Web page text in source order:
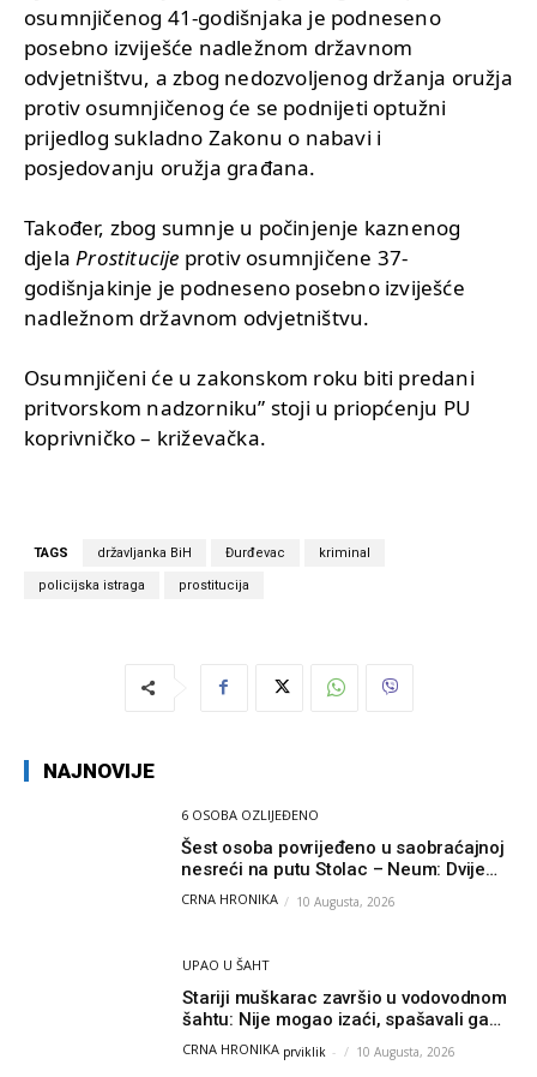
osumnjičenog 41-godišnjaka je podneseno
posebno izviješće nadležnom državnom
odvjetništvu, a zbog nedozvoljenog držanja oružja
protiv osumnjičenog će se podnijeti optužni
prijedlog sukladno Zakonu o nabavi i
posjedovanju oružja građana.
Također, zbog sumnje u počinjenje kaznenog
djela Prostitucije protiv osumnjičene 37-
godišnjakinje je podneseno posebno izviješće
nadležnom državnom odvjetništvu.
Osumnjičeni će u zakonskom roku biti predani
pritvorskom nadzorniku” stoji u priopćenju PU
koprivničko – križevačka.
TAGS državljanka BiH Đurđevac kriminal
policijska istraga prostitucija
NAJNOVIJE
6 OSOBA OZLIJEĐENO
Šest osoba povrijeđeno u saobraćajnoj
nesreći na putu Stolac – Neum: Dvije
osobe zadobile teške tjelesne povrede
CRNA HRONIKA 10 Augusta, 2026
UPAO U ŠAHT
Stariji muškarac završio u vodovodnom
šahtu: Nije mogao izaći, spašavali ga
vatrogasci
CRNA HRONIKA prviklik - 10 Augusta, 2026